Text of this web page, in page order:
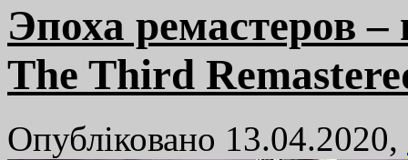
Эпоха ремастеров –
The Third
Опубліковано 13.04.2020,